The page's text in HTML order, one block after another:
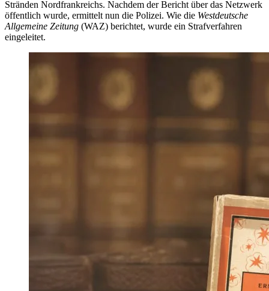
Stränden Nordfrankreichs. Nachdem der Bericht über das Netzwerk
öffentlich wurde, ermittelt nun die Polizei. Wie die Westdeutsche
Allgemeine Zeitung (WAZ) berichtet, wurde ein Strafverfahren
eingeleitet.